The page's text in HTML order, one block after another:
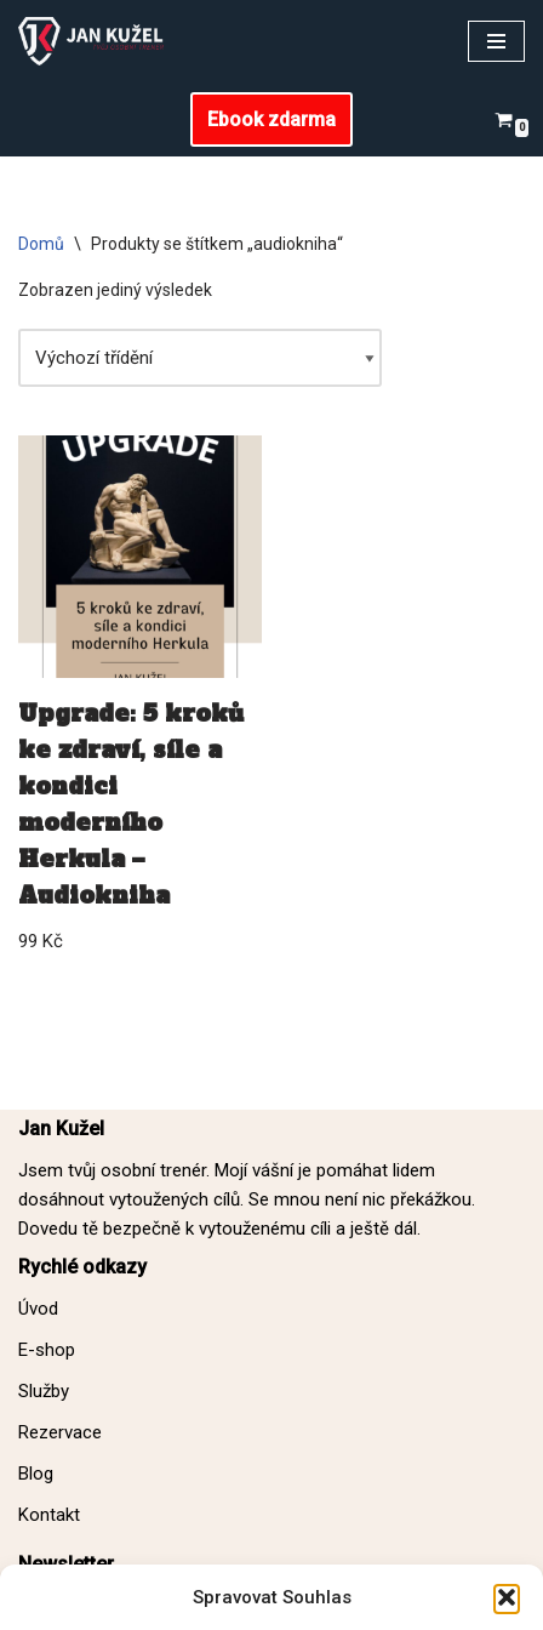
Spravovat Souhlas
Přeskočit
Ebook zdarma 0
Domů \ Produkty se štítkem „audiokniha“
Zobrazen jediný výsledek
Upgrade: 5 kroků
ke zdraví, síle a
kondici
moderního
Herkula –
Audiokniha
99 Kč
Jan Kužel
Jsem tvůj osobní trenér. Mojí vášní je pomáhat lidem
dosáhnout vytoužených cílů. Se mnou není nic překážkou.
Dovedu tě bezpečně k vytouženému cíli a ještě dál.
Rychlé odkazy
Úvod
E-shop
Služby
Rezervace
Blog
Kontakt
Newsletter